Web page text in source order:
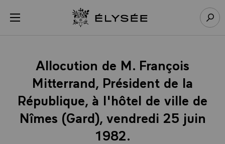
menu Retour à l’accueil Élysée
Allocution de M. François
Mitterrand, Président de la
République, à l'hôtel de ville de
Nîmes (Gard), vendredi 25 juin
1982.
Panneau de gestion des cookies